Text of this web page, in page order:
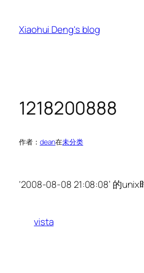
Xiaohui Deng's blog
1218200888
作者： dean在未分类
‘2008-08-08 21:08:08’ 的unix
vista